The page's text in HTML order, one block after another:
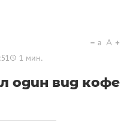
1 мин.
a A
один вид кофе